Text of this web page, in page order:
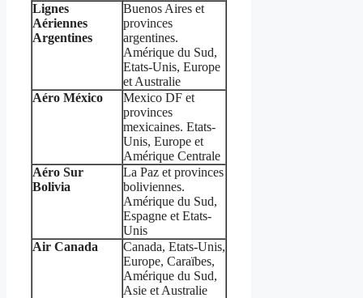
Lignes
Aériennes
Argentines
Buenos Aires et
provinces
argentines.
Amérique du Sud,
Etats-Unis, Europe
et Australie
Aéro México
Mexico DF et
provinces
mexicaines. Etats-
Unis, Europe et
Amérique Centrale
Aéro Sur
Bolivia
La Paz et provinces
boliviennes.
Amérique du Sud,
Espagne et Etats-
Unis
Air Canada
Canada, Etats-Unis,
Europe, Caraïbes,
Amérique du Sud,
Asie et Australie